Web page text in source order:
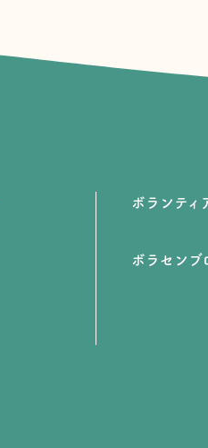
ボランティ
ボラセンブ